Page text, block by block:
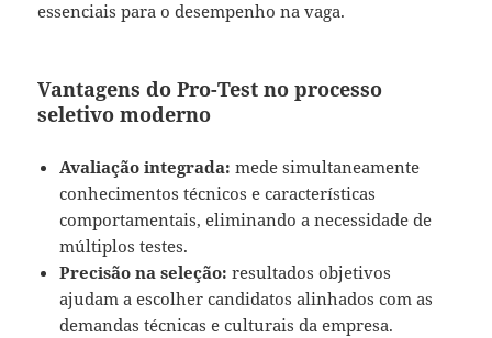
essenciais para o desempenho na vaga.
Vantagens do Pro-Test no processo
seletivo moderno
Avaliação integrada: mede simultaneamente
conhecimentos técnicos e características
comportamentais, eliminando a necessidade de
múltiplos testes.
Precisão na seleção: resultados objetivos
ajudam a escolher candidatos alinhados com as
demandas técnicas e culturais da empresa.